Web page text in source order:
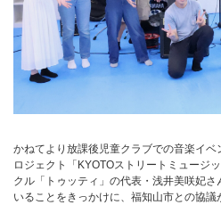
かねてより放課後児童クラブでの音楽イ
ロジェクト「KYOTOストリートミュージ
クル「トゥッティ」の代表・浅井美咲妃
いることをきっかけに、福知山市との協議